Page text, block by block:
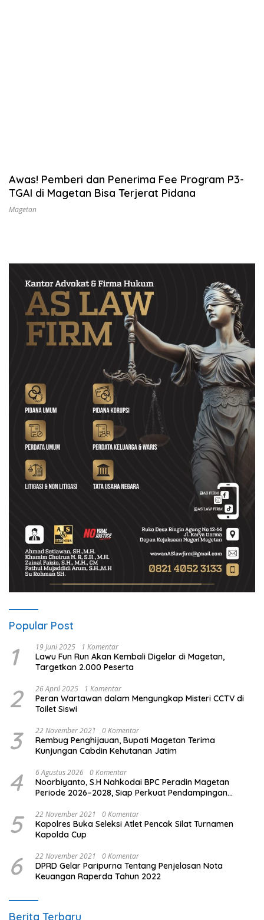
Awas! Pemberi dan Penerima Fee Program P3-
TGAI di Magetan Bisa Terjerat Pidana
Magetan
Popular Post
1 19 Juni 2025 1 Komentar
Lawu Fun Run Akan Kembali Digelar di Magetan,
Targetkan 2.000 Peserta
2 26 April 2025 1 Komentar
Peran Wartawan dalam Mengungkap Misteri CCTV di
Toilet Siswi
3 22 November 2021 0 Komentar
Rembug Penghijauan, Bupati Magetan Terima
Kunjungan Cabdin Kehutanan Jatim
4 6 Agustus 2026 0 Komentar
Noorbiyanto, S.H Nahkodai BPC Peradin Magetan
Periode 2026–2028, Siap Perkuat Pendampingan
5 22 November 2021 0 Komentar
Kapolres Buka Seleksi Atlet Pencak Silat Turnamen
Kapolda Cup
6 22 November 2021 0 Komentar
DPRD Gelar Paripurna Tentang Penjelasan Nota
Keuangan Raperda Tahun 2022
Berita Terbaru